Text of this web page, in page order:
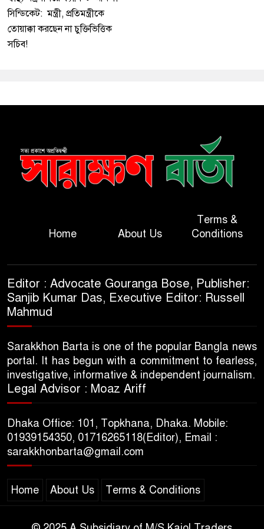
সিন্ডিকেট: মন্ত্রী, প্রতিমন্ত্রীকে
তোয়াক্কা করছেন না চুক্তিভিত্তিক
সচিব!
Home About Us
Terms &
Conditions
Editor : Advocate Gouranga Bose, Publisher:
Sanjib Kumar Das, Executive Editor: Russell
Mahmud
Sarakkhon Barta is one of the popular Bangla news
portal. It has begun with a commitment to fearless,
investigative, informative & independent journalism.
Legal Advisor : Moaz Ariff
Dhaka Office: 101, Topkhana, Dhaka. Mobile:
01939154350, 01716265118(Editor), Email :
sarakkhonbarta@gmail.com
Home About Us Terms & Conditions